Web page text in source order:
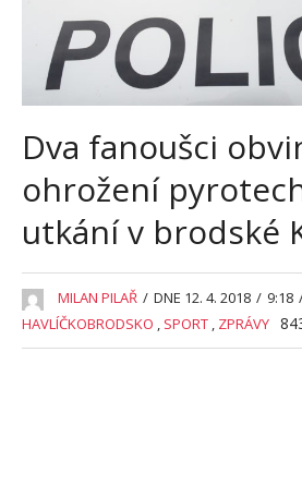
Dva fanoušci
ohrožení
utkání v brodské
MILAN PILAŘ / DNE 12. 4. 2018 / 9:18
HAVLÍČKOBRODSKO , SPORT , ZPRÁVY